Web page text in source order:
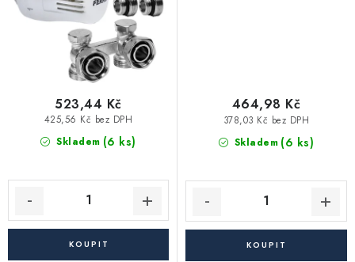
Pravidla ochrany osobních údajů (GDPR)
Obchodní podmínky půjčovny nářadí
Skladem (6 ks)
425,56 Kč bez DPH
523,44 Kč
Skladem (6 ks)
378,03 Kč bez DPH
464,98 Kč